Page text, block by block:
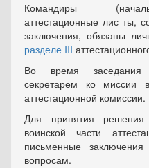
Командиры
аттестационные лис ты,
заключения, обязаны
разделе III
Во время заседания
секретарем ко миссии
аттестационной комиссии.
Для принятия решения
воинской части
письменные
вопросам.